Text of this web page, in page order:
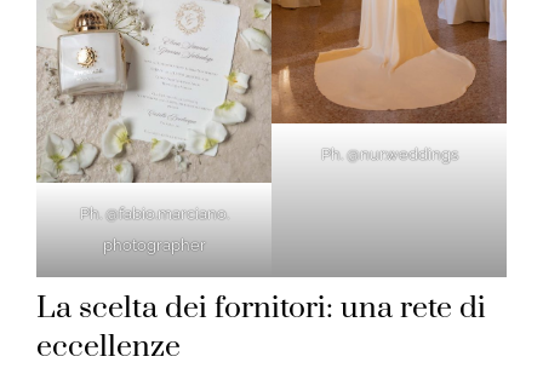
Ph. @fabio.marciano.
photographer
Ph. @nur.weddings
La scelta dei fornitori: una rete di
eccellenze